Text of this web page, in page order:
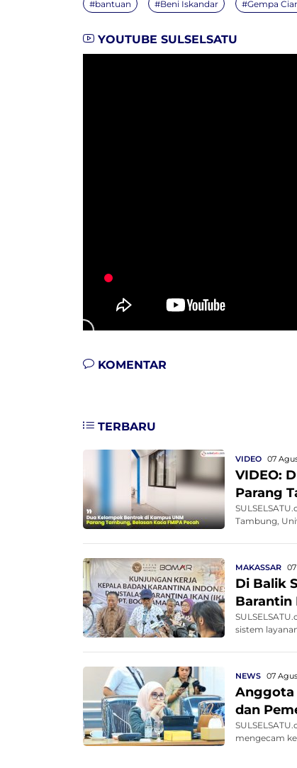
#bantuan #Beni Iskandar #Gempa
YOUTUBE SULSELSATU
KOMENTAR
TERBARU
VIDEO 07
VIDEO:
Parang
Tambung,
MAKASSAR
Di Balik
Barantin
sistem
NEWS 07
Anggota
dan
mengecam